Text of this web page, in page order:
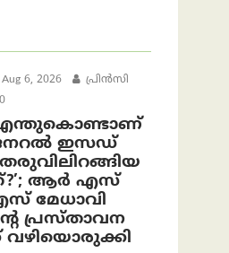
Aug 6, 2026
പ്രിന്‍സി
0
ഇസഡ്
ആര്‍ എസ്
മേധാവി
പ്രസ്താവന
വഴിയൊരുക്കി